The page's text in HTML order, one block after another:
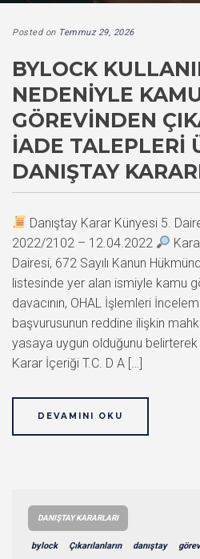
Posted on Temmuz 29, 2026
BYLOCK
NEDENIYLE
GÖREVINDEN
İADE TALEPLERI
DANIŞTAY
Danıştay Karar Künyesi 5.
2022/2102 – 12.04.2022
Dairesi, 672 Sayılı Kanun
listesinde yer alan ismiyle kamu
davacının, OHAL İşlemleri
başvurusunun reddine ilişkin
yasaya uygun olduğunu
Karar İçeriği T.C. D A […]
DEVAMINI OKU
DANIŞTAY KARARLARI
bylock Çıkarılanların danıştay